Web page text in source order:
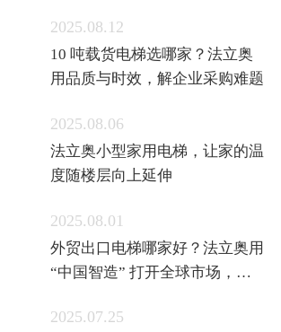
2025.08.12
10 吨载货电梯选哪家？法立奥
用品质与时效，解企业采购难题
2025.08.06
法立奥小型家用电梯，让家的温
度随楼层向上延伸
2025.08.01
外贸出口电梯哪家好？法立奥用
“中国智造” 打开全球市场，定
2025.07.25